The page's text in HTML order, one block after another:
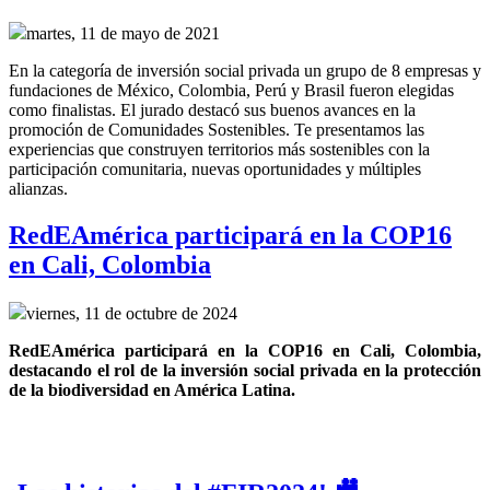
martes, 11 de mayo de 2021
En la categoría de inversión social privada un grupo de 8 empresas y
fundaciones de México, Colombia, Perú y Brasil fueron elegidas
como finalistas. El jurado destacó sus buenos avances en la
promoción de Comunidades Sostenibles. Te presentamos las
experiencias que construyen territorios más sostenibles con la
participación comunitaria, nuevas oportunidades y múltiples
alianzas.
RedEAmérica participará en la COP16
en Cali, Colombia
viernes, 11 de octubre de 2024
RedEAmérica participará en la COP16 en Cali, Colombia,
destacando el rol de la inversión social privada en la protección
de la biodiversidad en América Latina.